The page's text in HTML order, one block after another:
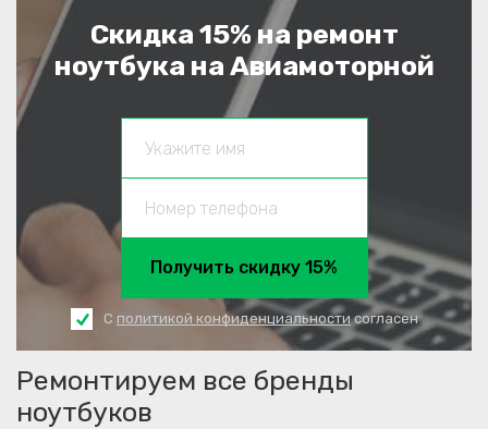
Скидка 15% на ремонт
ноутбука на Авиамоторной
Получить скидку 15%
С политикой конфиденциальностисогласен
Ремонтируем все бренды
ноутбуков